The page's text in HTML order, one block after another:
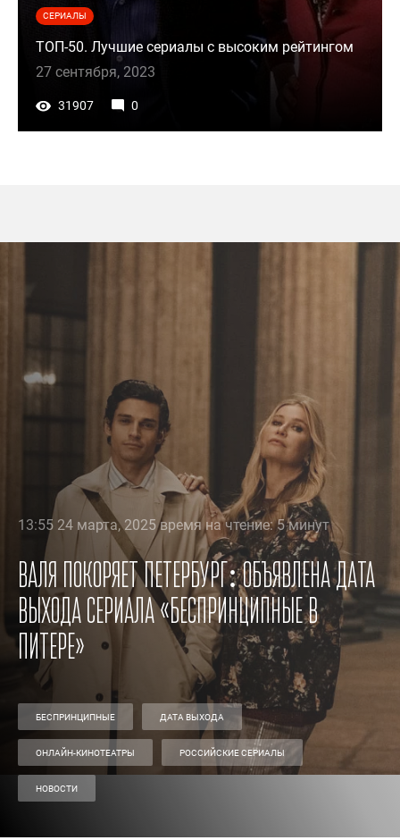
СЕРИАЛЫ
ТОП-50. Лучшие сериалы с высоким рейтингом
27 сентября, 2023
31907 0
13:55 24 марта, 2025 время на чтение: 5 минут
Валя покоряет Петербург: объявлена дата
выхода сериала «Беспринципные в
Питере»
БЕСПРИНЦИПНЫЕ ДАТА ВЫХОДА
ОНЛАЙН-КИНОТЕАТРЫ РОССИЙСКИЕ СЕРИАЛЫ
НОВОСТИ